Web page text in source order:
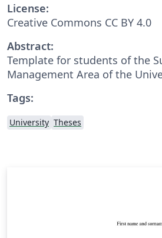
License:
Creative Commons CC BY 4.0
Abstract:
Template for students of the
Management Area of the
Tags:
University Theses